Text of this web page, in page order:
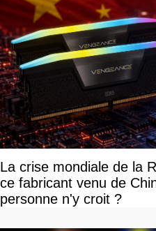
La crise mondiale de la
ce fabricant venu de
personne n'y croit ?